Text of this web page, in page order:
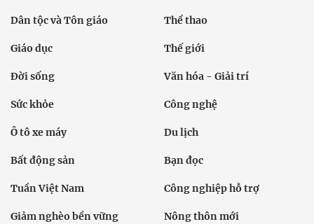
Dân tộc và Tôn giáo Thể thao
Giáo dục Thế giới
Đời sống Văn hóa - Giải trí
Sức khỏe Công nghệ
Ô tô xe máy Du lịch
Bất động sản Bạn đọc
Tuần Việt Nam Công nghiệp hỗ trợ
Giảm nghèo bền vững Nông thôn mới